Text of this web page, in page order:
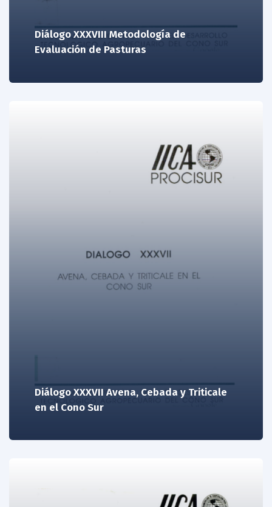
Diálogo XXXVIII Metodología de
Evaluación de Pasturas
Diálogo XXXVII Avena, Cebada y Triticale
en el Cono Sur